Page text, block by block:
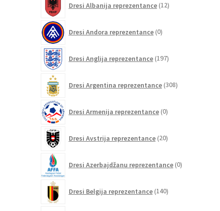
Dresi Albanija reprezentance 12izdelkov
Dresi Andora reprezentance 0izdelkov
Dresi Anglija reprezentance 197izdelkov
Dresi Argentina reprezentance 308izdelkov
Dresi Armenija reprezentance 0izdelkov
Dresi Avstrija reprezentance 20izdelkov
Dresi Azerbajdžanu reprezentance 0izdelkov
Dresi Belgija reprezentance 140izdelkov